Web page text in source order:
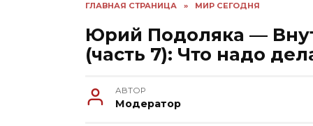
ГЛАВНАЯ СТРАНИЦА » МИР СЕГОДНЯ
Юрий Подоляка —
(часть 7): Что надо
АВТОР
Модератор